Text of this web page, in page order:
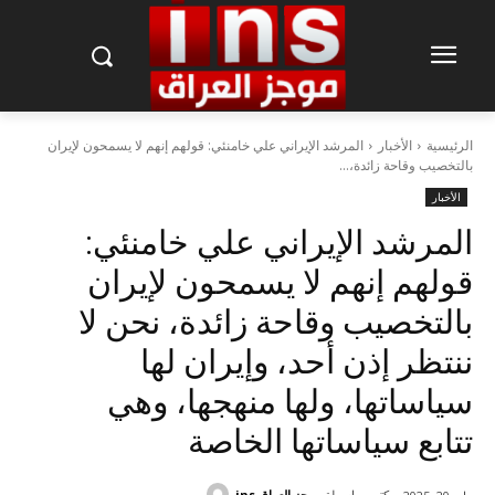
الرئيسية الأخبار
المرشد الإيراني علي خامنئي: قولهم إنهم لا يسمحون لإيران
بالتخصيب وقاحة زائدة،...
الأخبار
المرشد الإيراني علي خامنئي:
قولهم إنهم لا يسمحون لإيران
بالتخصيب وقاحة زائدة، نحن لا
ننتظر إذن أحد، وإيران لها
سياساتها، ولها منهجها، وهي
تتابع سياساتها الخاصة